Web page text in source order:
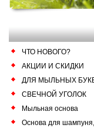
ЧТО НОВОГО?
АКЦИИ И СКИДКИ
ДЛЯ МЫЛЬНЫХ
СВЕЧНОЙ УГОЛОК
Мыльная основа
Основа для